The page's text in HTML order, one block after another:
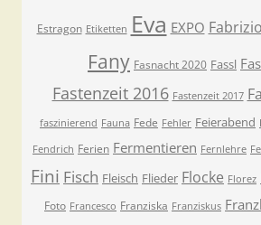
Estragon Etiketten Eva EXPO Fabrizio
Fany Fasnacht 2020 Fassl
Fastenzeit 2016 Fastenzeit 2017
faszinierend Fauna Fede Fehler Feierabend
Fendrich Ferien Fermentieren Fernlehre
Fini Fisch Fleisch Flieder Flocke Florez
Foto Francesco Franziska Franziskus Franzl